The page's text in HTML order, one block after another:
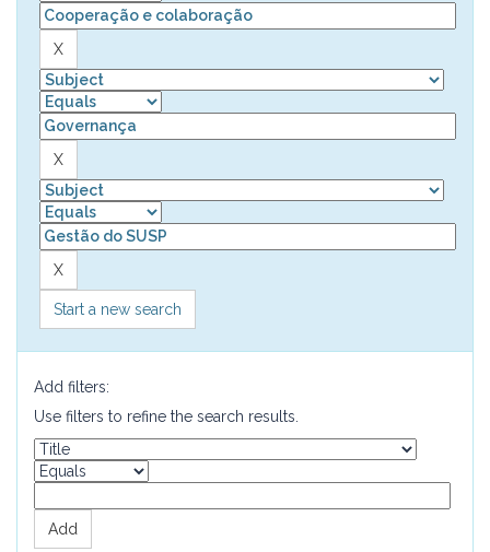
Start a new search
Add filters:
Use filters to refine the search results.